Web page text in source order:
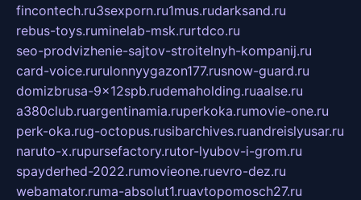
fincontech.ru3sexporn.ru1mus.rudarksand.ru
rebus-toys.ruminelab-msk.rurtdco.ru
seo-prodvizhenie-sajtov-stroitelnyh-kompanij.ru
card-voice.rurulonnyygazon177.rusnow-guard.ru
domizbrusa-9x12spb.rudemaholding.ruaalse.ru
a380club.ruargentinamia.ruperkoka.rumovie-one.ru
perk-oka.rug-octopus.rusibarchives.ruandreislyusar.ru
naruto-x.rupursefactory.rutor-lyubov-i-grom.ru
spayderhed-2022.rumovieone.ruevro-dez.ru
webamator.ruma-absolut1.ruavtopomosch27.ru